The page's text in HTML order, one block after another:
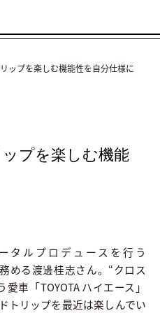
ップを楽しむ機能性を自分仕様に
プを楽しむ機能
タルプロデュースを行う
務める渡邊桂志さん。“クロス
車「TOYOTA ハイエース」
トリップを最近は楽しんでい